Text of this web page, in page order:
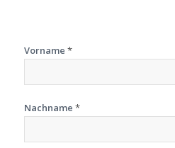
Vorname *
Nachname *